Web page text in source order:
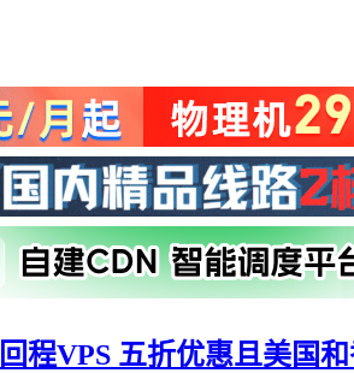
程VPS 五折优惠且美国